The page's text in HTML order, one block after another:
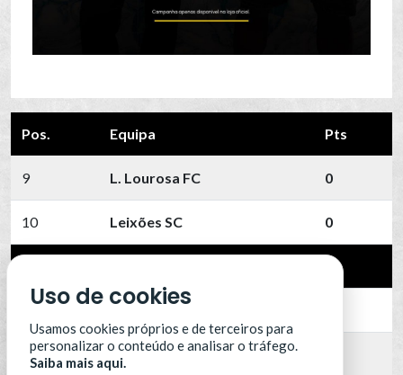
Pos. Equipa Pts
9 L. Lourosa FC 0
10 Leixões SC 0
12 SCU Torreense
13 Benfica B
Uso de cookies
Usamos cookies próprios e de terceiros para
personalizar o conteúdo e analisar o tráfego.
Saiba mais aqui.